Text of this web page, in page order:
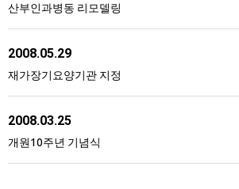
산부인과병동 리모델링
2008.05.29
재가장기요양기관 지정
2008.03.25
개원10주년 기념식